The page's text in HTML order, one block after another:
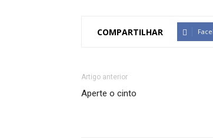
COMPARTILHAR
Artigo anterior
Aperte o cinto